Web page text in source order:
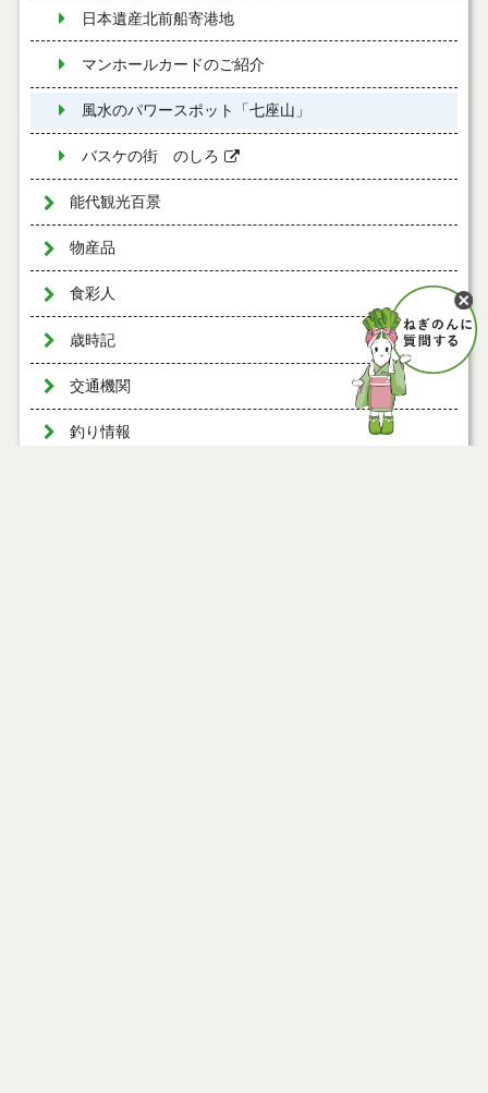
日本遺産北前船寄港地
マンホールカードのご紹介
風水のパワースポット「七座山」
バスケの街 のしろ
能代観光百景
物産品
食彩人
歳時記
交通機関
釣り情報